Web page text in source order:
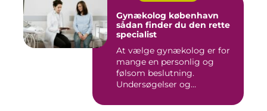
Gynækolog københavn
sådan finder du den rette
specialist
At vælge gynækolog er for
mange en personlig og
følsom beslutning.
Undersøgelser og